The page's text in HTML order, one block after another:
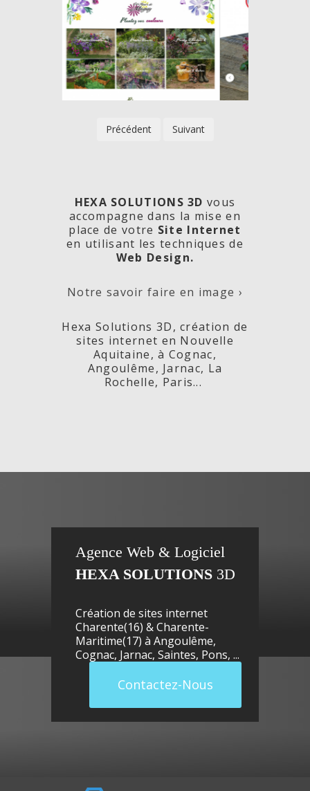
Les
Maguy -
Précédent Suivant
HEXA SOLUTIONS 3D vous
accompagne dans la mise en
place de votre Site Internet
en utilisant les techniques de
Web Design.
Notre savoir faire en image ›
Hexa Solutions 3D, création de
sites internet en Nouvelle
Aquitaine, à Cognac,
Angoulême, Jarnac, La
Rochelle, Paris...
Agence Web & Logiciel
HEXA SOLUTIONS 3D
Création de sites internet
Charente(16) & Charente-
Maritime(17) à Angoulême,
Cognac, Jarnac, Saintes, Pons, ...
Contactez-Nous